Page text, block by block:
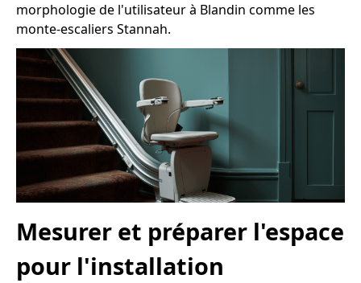
morphologie de l'utilisateur à Blandin comme les
monte-escaliers Stannah.
Mesurer et préparer l'espace
pour l'installation